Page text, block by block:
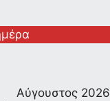
Αύγουστος 2026